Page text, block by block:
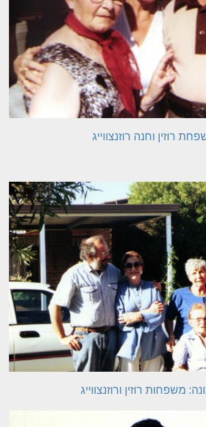
רוזין וחנה רוזנצווייג
משפחות רוזין ורוזנצווייג